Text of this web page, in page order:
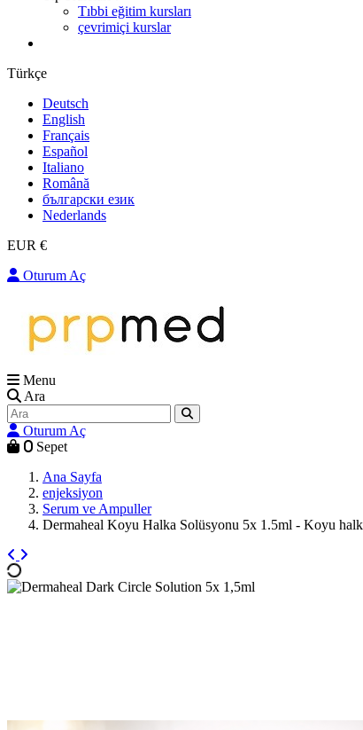
Tıbbi eğitim kursları
çevrimiçi kurslar
Türkçe
Deutsch
English
Français
Español
Italiano
Română
български език
Nederlands
EUR €
Oturum Aç
Menu
Ara
Oturum Aç
0 Sepet
Ana Sayfa
enjeksiyon
Serum ve Ampuller
Dermaheal Koyu Halka Solüsyonu 5x 1.5ml - Koyu